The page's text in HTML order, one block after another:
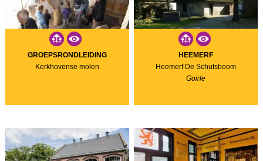
GROEPSRONDLEIDING
Kerkhovense molen
HEEMERF
Heemerf De Schutsboom
Goirle